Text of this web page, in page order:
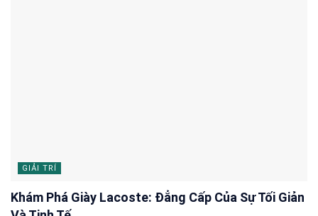
GIẢI TRÍ
Khám Phá Giày Lacoste: Đẳng Cấp Của Sự Tối Giản